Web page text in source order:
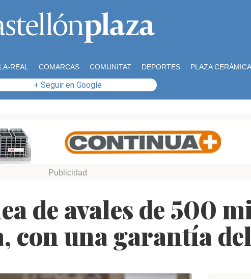
REAL COMARCAS COMUNITAT DEPORTES PLAZA CERÁMICA
+ Seguir en Google
de avales de 500
con una garantía